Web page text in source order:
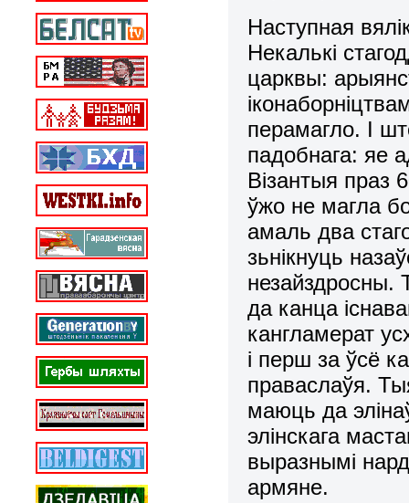
Наступная
Некалькі
царквы:
перамагло. І
падобнага: яе
Візантыя праз
ўжо не магла
амаль два
зьнікнуць
незайздросны.
да канца
кангламерат
і перш за ўсё
праваслаўя.
маюць да
элінскага
выразнымі
армяне.